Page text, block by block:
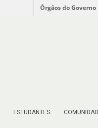
Órgãos do Governo
ESTUDANTES